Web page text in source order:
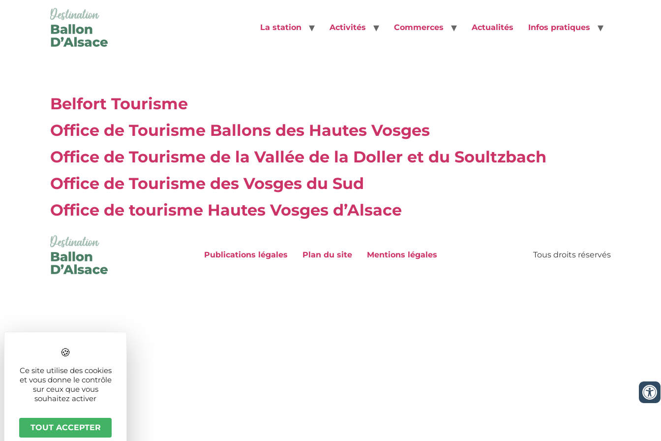
La station Activités Commerces Actualités Infos pratiques
Belfort Tourisme
Office de Tourisme Ballons des Hautes Vosges
Office de Tourisme de la Vallée de la Doller et du Soultzbach
Office de Tourisme des Vosges du Sud
Office de tourisme Hautes Vosges d’Alsace
Publications légales Plan du site Mentions légales Tous droits réservés
Panneau de gestion des cookies
Ce site utilise des cookies
et vous donne le contrôle
sur ceux que vous
souhaitez activer
TOUT ACCEPTER